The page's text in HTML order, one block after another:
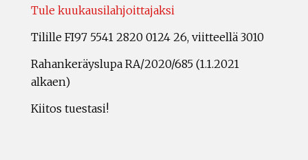
Tule kuukausilahjoittajaksi
Tilille FI97 5541 2820 0124 26, viitteellä 3010
Rahankeräyslupa RA/2020/685 (1.1.2021
alkaen)
Kiitos tuestasi!